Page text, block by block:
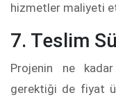
hizmetler maliyeti
7. Teslim
Projenin ne
gerektiği de fiyat